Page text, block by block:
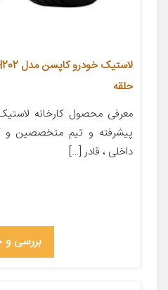
حلقه
معرفی محصول کارخانه
پیشرفته و تیم متخصصین و
داخلی ، قادر […]
بررسی و